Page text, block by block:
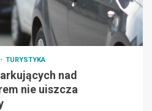
TURYSTYKA
nad
nie uiszcza